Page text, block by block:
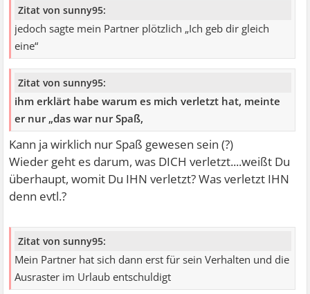
Zitat von sunny95:
jedoch sagte mein Partner plötzlich „Ich geb dir gleich
eine“
Zitat von sunny95:
ihm erklärt habe warum es mich verletzt hat, meinte
er nur „das war nur Spaß,
Kann ja wirklich nur Spaß gewesen sein (?)
Wieder geht es darum, was DICH verletzt....weißt Du
überhaupt, womit Du IHN verletzt? Was verletzt IHN
denn evtl.?
Zitat von sunny95:
Mein Partner hat sich dann erst für sein Verhalten und die
Ausraster im Urlaub entschuldigt